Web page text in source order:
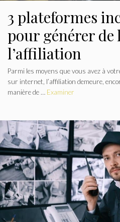
3 plateformes
pour générer de
l’affiliation
Parmi les moyens que vous avez à
sur internet, l’affiliation demeure,
manière de … Examiner